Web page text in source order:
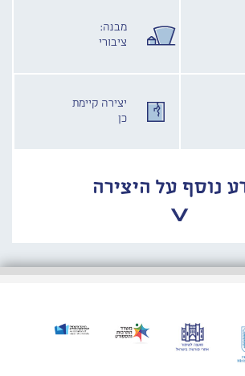
מבנה:
ציבורי
יצירה קיימת
כן
נוסף על היצירה